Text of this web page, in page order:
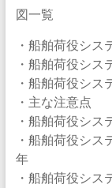
図一覧
・船舶荷役シス
・船舶荷役シス
・船舶荷役シ
・主な注意点
・船舶荷役シ
・船舶荷役シ
年
・船舶荷役シ